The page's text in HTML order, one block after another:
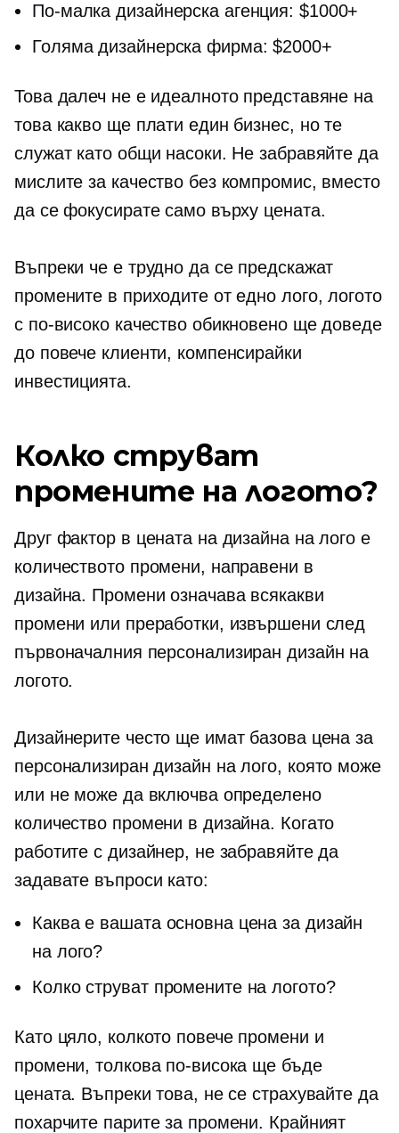
По-малка дизайнерска агенция: $1000+
Голяма дизайнерска фирма: $2000+
Това далеч не е идеалното представяне на
това какво ще плати един бизнес, но те
служат като общи насоки. Не забравяйте да
мислите за качество без компромис, вместо
да се фокусирате само върху цената.
Въпреки че е трудно да се предскажат
промените в приходите от едно лого, логото
с по-високо качество обикновено ще доведе
до повече клиенти, компенсирайки
инвестицията.
Колко струват
промените на логото?
Друг фактор в цената на дизайна на лого е
количеството промени, направени в
дизайна. Промени означава всякакви
промени или преработки, извършени след
първоначалния персонализиран дизайн на
логото.
Дизайнерите често ще имат базова цена за
персонализиран дизайн на лого, която може
или не може да включва определено
количество промени в дизайна. Когато
работите с дизайнер, не забравяйте да
задавате въпроси като:
Каква е вашата основна цена за дизайн
на лого?
Колко струват промените на логото?
Като цяло, колкото повече промени и
промени, толкова по-висока ще бъде
цената. Въпреки това, не се страхувайте да
похарчите парите за промени. Крайният